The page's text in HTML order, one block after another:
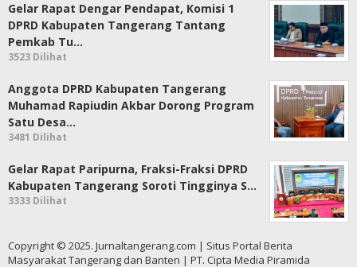
Gelar Rapat Dengar Pendapat, Komisi 1
DPRD Kabupaten Tangerang Tantang
Pemkab Tu…
3523 Dilihat
Anggota DPRD Kabupaten Tangerang
Muhamad Rapiudin Akbar Dorong Program
Satu Desa…
3481 Dilihat
Gelar Rapat Paripurna, Fraksi-Fraksi DPRD
Kabupaten Tangerang Soroti Tingginya S…
3333 Dilihat
Copyright © 2025. Jurnaltangerang.com | Situs Portal Berita
Masyarakat Tangerang dan Banten | PT. Cipta Media Piramida